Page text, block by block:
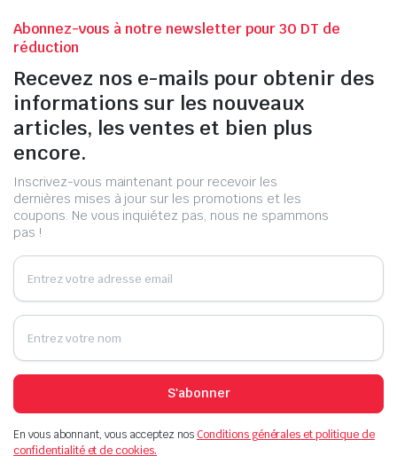
Abonnez-vous à notre newsletter pour 30 DT de
réduction
Recevez nos e-mails pour obtenir des
informations sur les nouveaux
articles, les ventes et bien plus
encore.
Inscrivez-vous maintenant pour recevoir les
dernières mises à jour sur les promotions et les
coupons. Ne vous inquiétez pas, nous ne spammons
pas !
S'abonner
En vous abonnant, vous acceptez nosConditions générales et politique de
confidentialité et de cookies.